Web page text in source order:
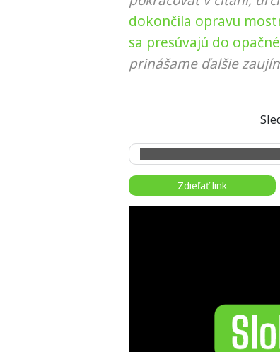
dokončila opravu
sa presúvajú do
prinášame ďalšie
Zdieľať link